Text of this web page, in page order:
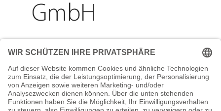
Adresse
Reichenberger Str. 1
84130 Dingolfing
GmbH